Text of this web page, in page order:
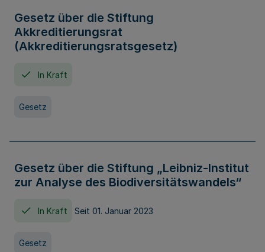
Gesetz über die Stiftung
Akkreditierungsrat
(Akkreditierungsratsgesetz)
In Kraft
Gesetz
Gesetz über die Stiftung „Leibniz-Institut
zur Analyse des Biodiversitätswandels“
In Kraft Seit 01. Januar 2023
Gesetz